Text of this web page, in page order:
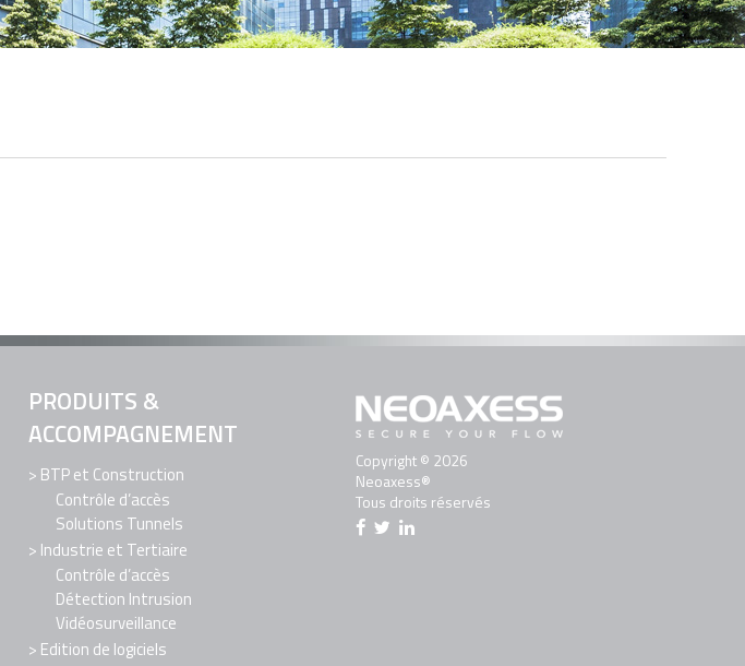
PRODUITS &
ACCOMPAGNEMENT
BTP et Construction
Contrôle d’accès
Solutions Tunnels
Industrie et Tertiaire
Contrôle d’accès
Détection Intrusion
Vidéosurveillance
Edition de logiciels
Copyright © 2026
Neoaxess®
Tous droits réservés